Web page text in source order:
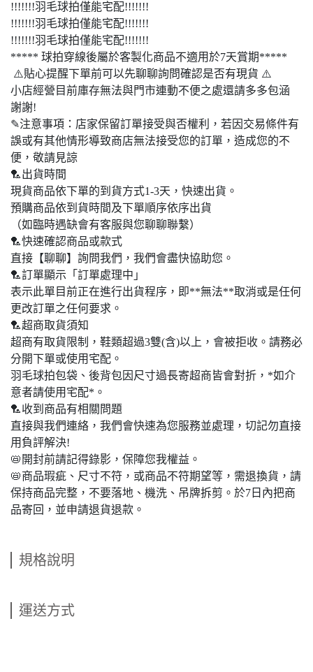
!!!!!!!羽毛球拍僅能宅配!!!!!!!
!!!!!!!羽毛球拍僅能宅配!!!!!!!
!!!!!!!羽毛球拍僅能宅配!!!!!!!
***** 球拍穿線後屬於客製化商品不適用於7天賞期*****
⚠️貼心提醒下單前可以先聊聊詢問確認是否有現貨 ⚠️
小店經營目前庫存無法與門市連動不便之處還請多多包涵
謝謝!
✎注意事項：店家保留訂單接受與否權利，若因交易條件有
誤或有其他情形導致商店無法接受您的訂單，造成您的不
便，敬請見諒
🏸出貨時間
現貨商品依下單的到貨方式1-3天，快速出貨。
預購商品依到貨時間及下單順序依序出貨
（如臨時遇缺會有客服與您聊聊聯繫）
🏸快速確認商品或款式
直接【聊聊】詢問我們，我們會盡快協助您。
🏸訂單顯示「訂單處理中」
表示此單目前正在進行出貨程序，即**無法**取消或是任何
更改訂單之任何要求。
🏸超商取貨須知
超商有取貨限制，鞋類超過3雙(含)以上，會被拒收。請務必
分開下單或使用宅配。
羽毛球拍包袋、後背包因尺寸過長寄超商皆會對折，*如介
意者請使用宅配*。
🏸收到商品有相關問題
直接與我們連絡，我們會快速為您服務並處理，切記勿直接
用負評解決!
📛開封前請記得錄影，保障您我權益。
📛商品瑕疵、尺寸不符，或商品不符期望等，需退換貨，請
保持商品完整，不要落地、機洗、吊牌拆剪。於7日內把商
品寄回，並申請退貨退款。
規格說明
運送方式